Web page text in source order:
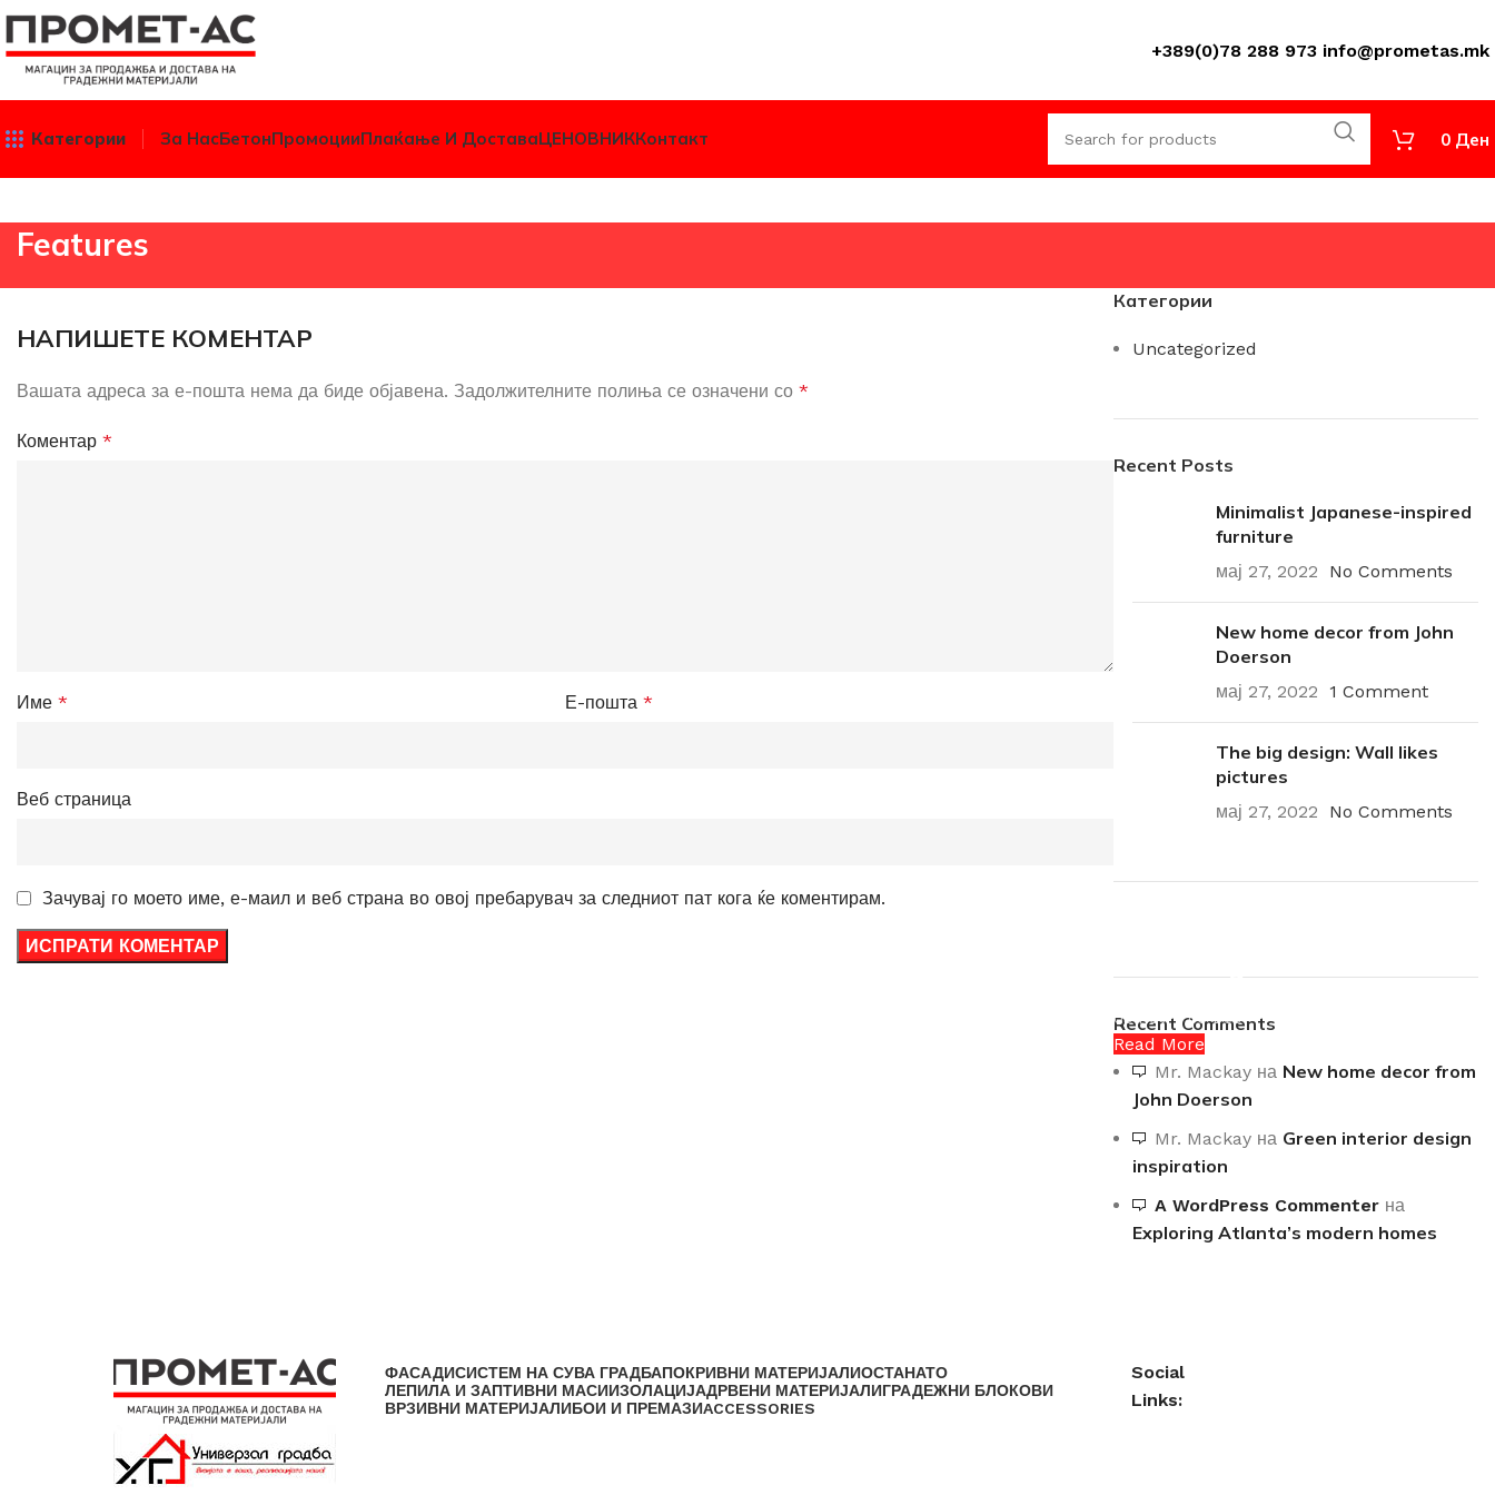
+389(0)78 288 973 info@prometas.mk
Категории За НасБетонПромоцииПлаќање И ДоставаЦЕНОВНИККонтакт 0 Ден
Features
НАПИШЕТЕ КОМЕНТАР
Вашата адреса за е-пошта нема да биде објавена. Задолжителните полиња се означени со *
Коментар *
Име * Е-пошта *
Веб страница
Зачувај го моето име, е-маил и веб страна во овој пребарувач за следниот пат кога ќе коментирам.
Категории
Uncategorized
Recent Posts
Minimalist Japanese-inspired
furniture
мај 27, 2022 No Comments
New home decor from John
Doerson
мај 27, 2022 1 Comment
The big design: Wall likes
pictures
мај 27, 2022 No Comments
03 Nov – 03 Dec
Read More
Recent Comments
Mr. Mackayна New home decor from
John Doerson
Mr. Mackayна Green interior design
inspiration
A WordPress Commenterна
Exploring Atlanta’s modern homes
ФАСАДИСИСТЕМ НА СУВА ГРАДБАПОКРИВНИ МАТЕРИЈАЛИОСТАНАТО
ЛЕПИЛА И ЗАПТИВНИ МАСИИЗОЛАЦИЈАДРВЕНИ МАТЕРИЈАЛИГРАДЕЖНИ БЛОКОВИ
ВРЗИВНИ МАТЕРИЈАЛИБОИ И ПРЕМАЗИACCESSORIES
Social
Links: